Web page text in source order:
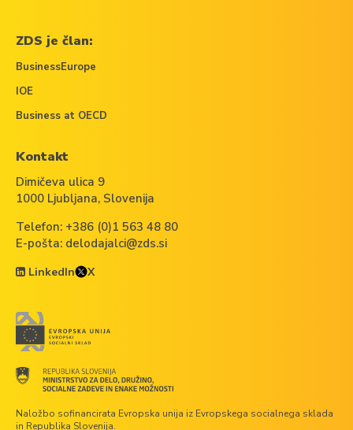
Naložbo sofinancirata Evropska unija iz Evropskega socialnega sklada
in Republika Slovenija.
ZDS je član:
BusinessEurope
IOE
Business at OECD
Kontakt
Dimičeva ulica 9
1000 Ljubljana, Slovenija
Telefon: +386 (0)1 563 48 80
E-pošta: delodajalci@zds.si
LinkedIn X